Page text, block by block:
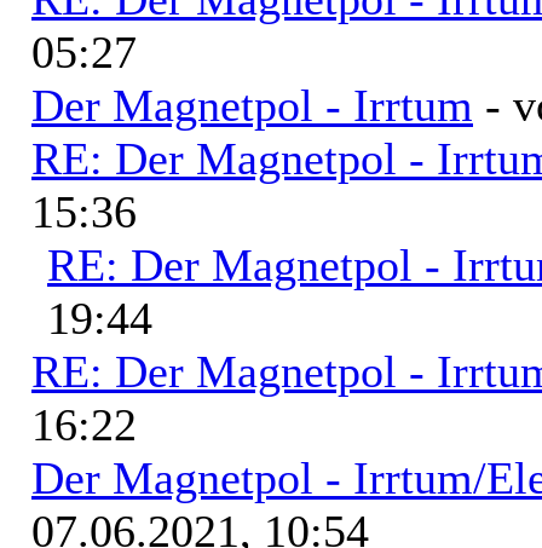
05:27
Der Magnetpol - Irrtum -
RE: Der Magnetpol -
15:36
RE: Der Magnetpol -
19:44
RE: Der Magnetpol -
16:22
Der Magnetpol - Irrtum/
07.06.2021, 10:54